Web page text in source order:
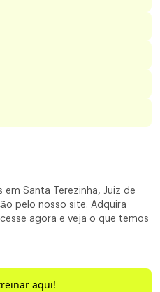
em Santa Terezinha, Juiz de
pelo nosso site. Adquira
agora e veja o que temos
aqui!